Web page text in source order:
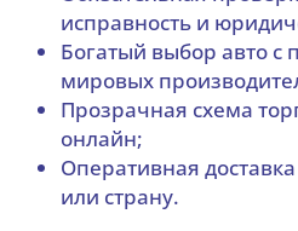
исправность и
Богатый выбор авто с
мировых
Прозрачная схема
онлайн;
Оперативная
или страну.